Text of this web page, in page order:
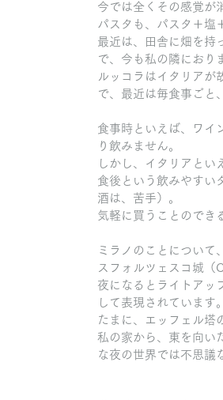
今では全くその感覚が
パスタも、パスタ＋塩
最近は、田舎に畑を持
で、今も私の隣におり
ルッコラはイタリアが
で、最近は毎食事ごと
食事時といえば、ワイ
り飲みません。
しかし、イタリアとい
食後という飲みやすい
酒は、苦手）。
気軽に買うことのでき
ミラノのことについて
スフォルツェスコ城（
夜になるとライトアッ
して表現されています。
たまに、エッフェル塔
私の家から、東を向い
な夜の世界では不思議